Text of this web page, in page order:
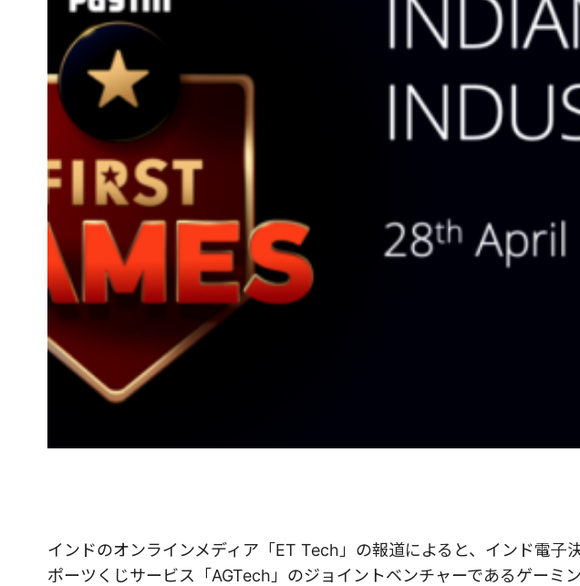
インドのオンラインメディア「ET Tech」の報道によると、インド電子
ポーツくじサービス「AGTech」のジョイントベンチャーであるゲーミ